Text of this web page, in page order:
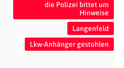
die Polizei bittet um
Hinweise
Langenfeld
Lkw-Anhänger gestohlen